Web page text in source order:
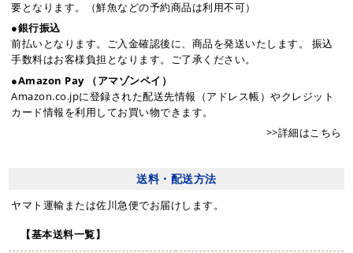
要となります。（鮮魚などの予約商品は利用不可）
●銀行振込
前払いとなります。ご入金確認後に、商品を発送いたします。 振込
手数料はお客様負担となります。ご了承ください。
●Amazon Pay （アマゾンペイ）
Amazon.co.jpに登録された配送先情報（アドレス帳）やクレジット
カード情報を利用してお買い物できます。
>>詳細はこちら
送料・配送方法
ヤマト運輸または佐川急便でお届けします。
【基本送料一覧】